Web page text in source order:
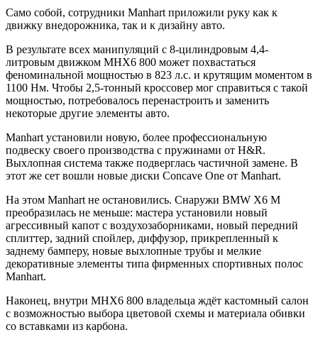
Само собой, сотрудники Manhart приложили руку как к
движку внедорожника, так и к дизайну авто.
В результате всех манипуляций с 8-цилиндровым 4,4-
литровым движком MHX6 800 может похвастаться
феноминальной мощностью в 823 л.с. и крутящим моментом в
1100 Нм. Чтобы 2,5-тонный кроссовер мог справиться с такой
мощностью, потребовалось перенастроить и заменить
некоторые другие элементы авто.
Manhart установили новую, более профессиональную
подвеску своего производства с пружинами от H&R.
Выхлопная система также подверглась частичной замене. В
этот же сет вошли новые диски Concave One от Manhart.
На этом Manhart не остановились. Снаружи BMW X6 M
преобразилась не меньше: мастера установили новый
агрессивный капот с воздухозаборниками, новый передний
сплиттер, задний спойлер, диффузор, прикрепленный к
заднему бамперу, новые выхлопные трубы и мелкие
декоративные элементы типа фирменных спортивных полос
Manhart.
Наконец, внутри MHX6 800 владельца ждёт кастомный салон
с возможностью выбора цветовой схемы и материала обивки
со вставками из карбона.